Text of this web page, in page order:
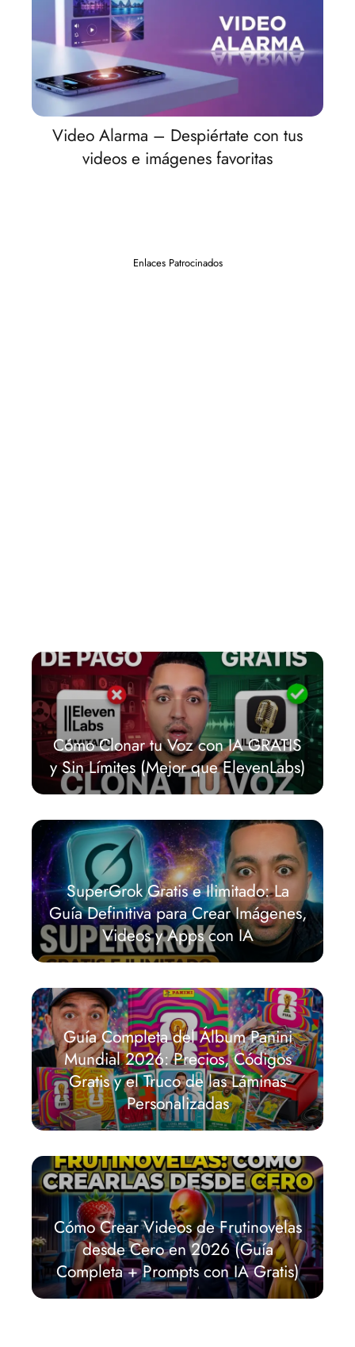
Video Alarma – Despiértate con tus
videos e imágenes favoritas
Enlaces Patrocinados
Cómo Clonar tu Voz con IA GRATIS
y Sin Límites (Mejor que ElevenLabs)
SuperGrok Gratis e Ilimitado: La
Guía Definitiva para Crear Imágenes,
Videos y Apps con IA
Guía Completa del Álbum Panini
Mundial 2026: Precios, Códigos
Gratis y el Truco de las Láminas
Personalizadas
Cómo Crear Videos de Frutinovelas
desde Cero en 2026 (Guía
Completa + Prompts con IA Gratis)